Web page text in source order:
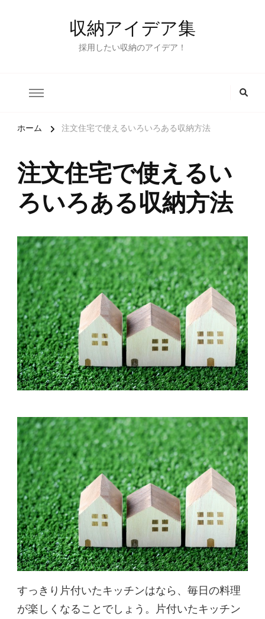
収納アイデア集
採用したい収納のアイデア！
ホーム 注文住宅で使えるいろいろある収納方法
注文住宅で使えるい
ろいろある収納方法
すっきり片付いたキッチンはなら、毎日の料理
が楽しくなることでしょう。片付いたキッチン